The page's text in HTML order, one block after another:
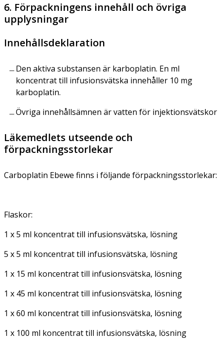
6. Förpackningens innehåll och övriga
upplysningar
Innehållsdeklaration
Den aktiva substansen är karboplatin. En ml
koncentrat till infusionsvätska innehåller 10 mg
karboplatin.
Övriga innehållsämnen är vatten för injektionsvätskor
Läkemedlets utseende och
förpackningsstorlekar
Carboplatin Ebewe finns i följande förpackningsstorlekar:
Flaskor:
1 x 5 ml koncentrat till infusionsvätska, lösning
5 x 5 ml koncentrat till infusionsvätska, lösning
1 x 15 ml koncentrat till infusionsvätska, lösning
1 x 45 ml koncentrat till infusionsvätska, lösning
1 x 60 ml koncentrat till infusionsvätska, lösning
1 x 100 ml koncentrat till infusionsvätska, lösning